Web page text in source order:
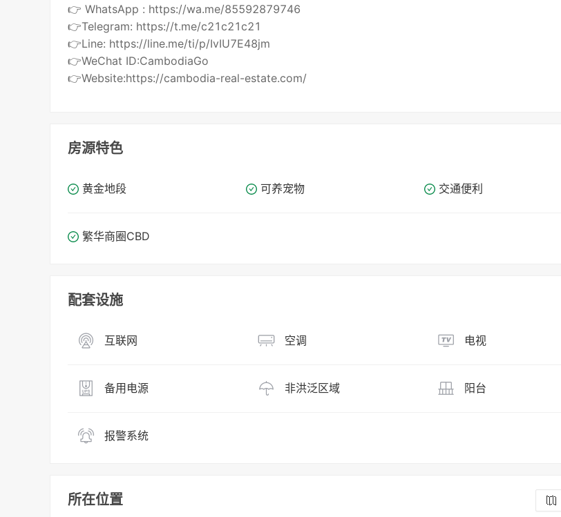
👉 WhatsApp : https://wa.me/85592879746
👉Telegram: https://t.me/c21c21c21
👉Line: https://line.me/ti/p/IvIU7E48jm
👉WeChat ID:CambodiaGo
👉Website:https://cambodia-real-estate.com/
房源特色
黄金地段 可养宠物 交通便利
繁华商圈​​CBD
配套设施
互联网 空调 电视
备用电源 非洪泛区域 阳台
报警系统
所在位置